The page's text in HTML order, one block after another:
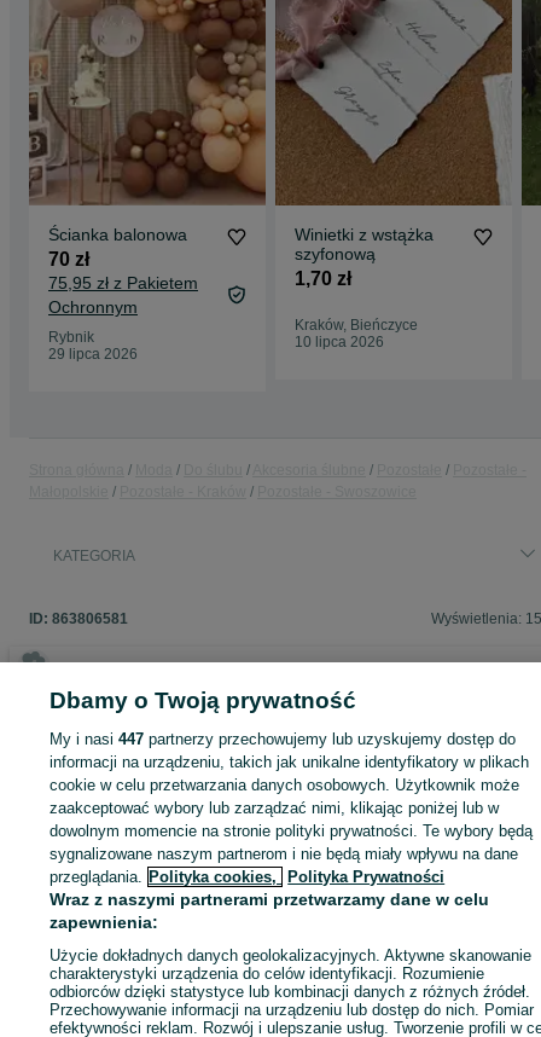
Ścianka balonowa
70 zł
75,95 zł z Pakietem
Ochronnym
Rybnik
29 lipca 2026
Winietki z wstążka
szyfonową
1,70 zł
Kraków, Bieńczyce
10 lipca 2026
KATEGORIA
ID: 863806581 Wyświetlenia:
Zaloguj się lub załóż konto na OLX, aby skontaktować się z
sprzedającym
Zaloguj się / Załóż konto
Zadzwoń / SMS Wyślij wiadomość
Dbamy o Twoją prywatność
My i nasi447 partnerzy przechowujemy lub uzyskujemy dostęp do
informacji na urządzeniu, takich jak unikalne identyfikatory w plikach
cookie w celu przetwarzania danych osobowych. Użytkownik może
zaakceptować wybory lub zarządzać nimi, klikając poniżej lub w
dowolnym momencie na stronie polityki prywatności. Te wybory będą
sygnalizowane naszym partnerom i nie będą miały wpływu na dane
przeglądania. Polityka cookies, Polityka Prywatności
Wraz z naszymi partnerami przetwarzamy dane w celu
zapewnienia:
Użycie dokładnych danych geolokalizacyjnych. Aktywne skanowanie
charakterystyki urządzenia do celów identyfikacji. Rozumienie
odbiorców dzięki statystyce lub kombinacji danych z różnych źródeł.
Przechowywanie informacji na urządzeniu lub dostęp do nich. Pomiar
efektywności reklam. Rozwój i ulepszanie usług. Tworzenie profili w